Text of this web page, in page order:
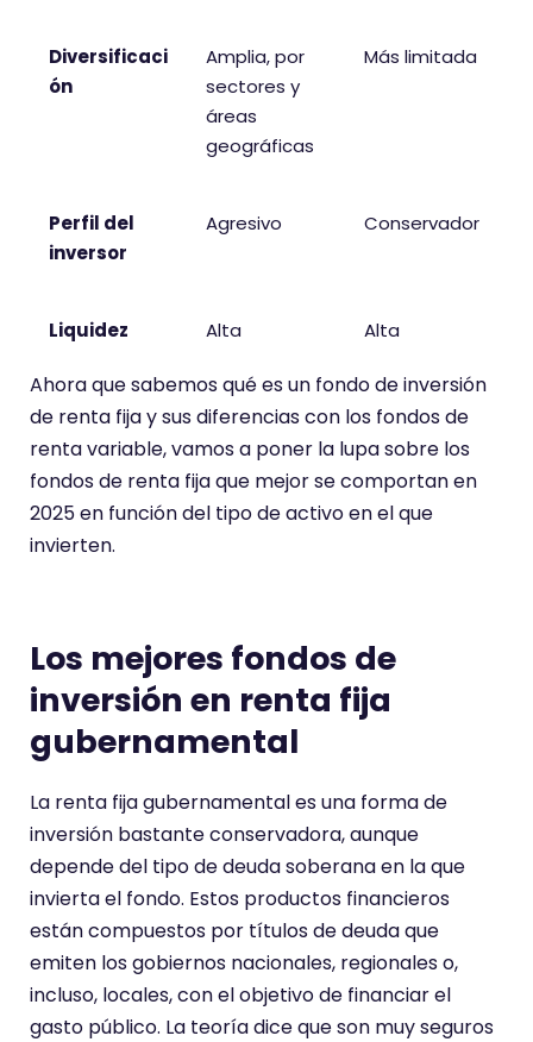
Diversificaci
ón
Amplia, por
sectores y
áreas
geográficas
Más limitada
Perfil del
inversor
Agresivo Conservador
Liquidez Alta Alta
Ahora que sabemos qué es un fondo de inversión
de renta fija y sus diferencias con los fondos de
renta variable, vamos a poner la lupa sobre los
fondos de renta fija que mejor se comportan en
2025 en función del tipo de activo en el que
invierten.
Los mejores fondos de
inversión en renta fija
gubernamental
La renta fija gubernamental es una forma de
inversión bastante conservadora, aunque
depende del tipo de deuda soberana en la que
invierta el fondo. Estos productos financieros
están compuestos por títulos de deuda que
emiten los gobiernos nacionales, regionales o,
incluso, locales, con el objetivo de financiar el
gasto público. La teoría dice que son muy seguros